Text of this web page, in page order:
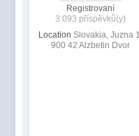
Registrovaní
3 093 příspěvků(y)
Location Slovakia, Juzna 1,
900 42 Alzbetin Dvor